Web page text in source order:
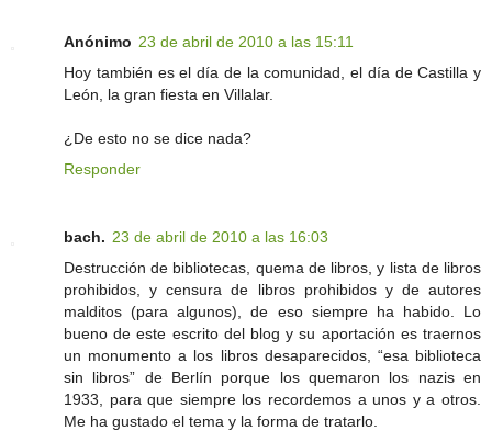
Anónimo 23 de abril de 2010 a las 15:11
Hoy también es el día de la comunidad, el día de Castilla y
León, la gran fiesta en Villalar.
¿De esto no se dice nada?
Responder
bach. 23 de abril de 2010 a las 16:03
Destrucción de bibliotecas, quema de libros, y lista de libros
prohibidos, y censura de libros prohibidos y de autores
malditos (para algunos), de eso siempre ha habido. Lo
bueno de este escrito del blog y su aportación es traernos
un monumento a los libros desaparecidos, “esa biblioteca
sin libros” de Berlín porque los quemaron los nazis en
1933, para que siempre los recordemos a unos y a otros.
Me ha gustado el tema y la forma de tratarlo.